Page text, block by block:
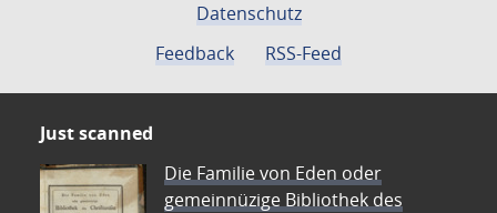
Datenschutz
Feedback
RSS-Feed
Just scanned
Die Familie von Eden oder
gemeinnüzige Bibliothek des